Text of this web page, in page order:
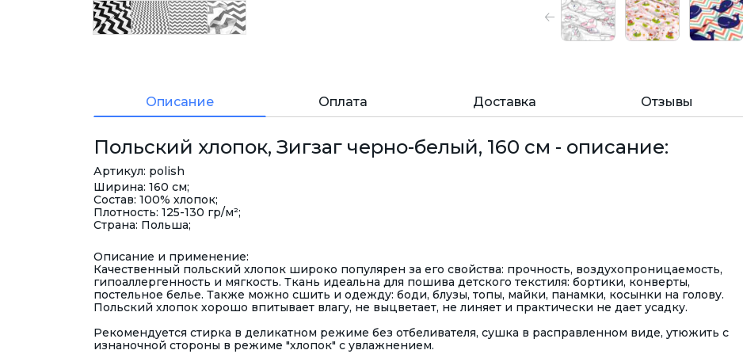
Описание Оплата Доставка Отзывы
Польский хлопок, Зигзаг черно-белый, 160 см - описание:
Артикул: polish
Ширина: 160 см;
Состав: 100% хлопок;
Плотность: 125-130 гр/м²;
Страна: Польша;
Описание и применение:
Качественный польский хлопок широко популярен за его свойства: прочность, воздухопроницаемость,
гипоаллергенность и мягкость. Ткань идеальна для пошива детского текстиля: бортики, конверты,
постельное белье. Также можно сшить и одежду: боди, блузы, топы, майки, панамки, косынки на голову.
Польский хлопок хорошо впитывает влагу, не выцветает, не линяет и практически не дает усадку.
Рекомендуется стирка в деликатном режиме без отбеливателя, сушка в расправленном виде, утюжить с
изнаночной стороны в режиме "хлопок" с увлажнением.